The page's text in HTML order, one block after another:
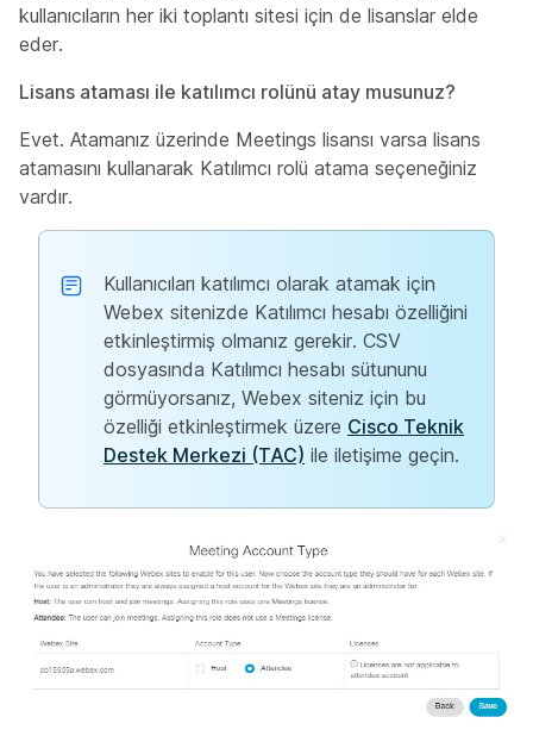
kullanıcıların her iki toplantı sitesi için de lisanslar elde
eder.
Lisans ataması ile katılımcı rolünü atay musunuz?
Evet. Atamanız üzerinde Meetings lisansı varsa lisans
atamasını kullanarak Katılımcı rolü atama seçeneğiniz
vardır.
Kullanıcıları katılımcı olarak atamak için
Webex sitenizde Katılımcı hesabı özelliğini
etkinleştirmiş olmanız gerekir. CSV
dosyasında Katılımcı hesabı sütununu
görmüyorsanız, Webex siteniz için bu
özelliği etkinleştirmek üzere Cisco Teknik
Destek Merkezi (TAC) ile iletişime geçin.